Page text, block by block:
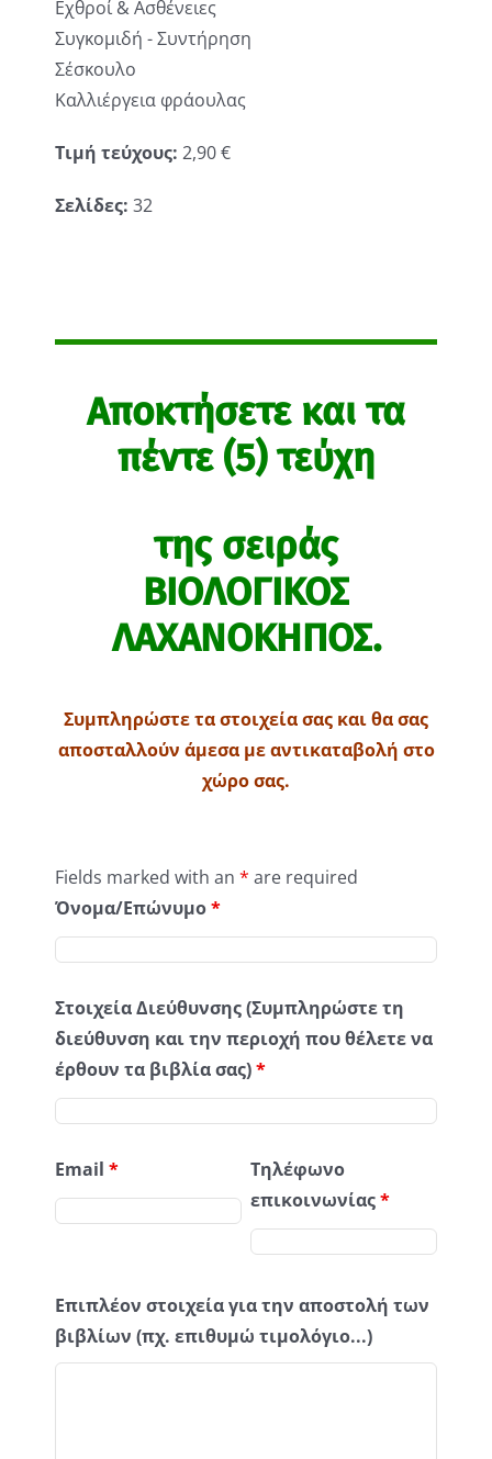
Εχθροί & Ασθένειες
Συγκομιδή - Συντήρηση
Σέσκουλο
Καλλιέργεια φράουλας
Τιμή τεύχους: 2,90 €
Σελίδες: 32
Αποκτήσετε και τα
πέντε (5) τεύχη
της σειράς
ΒΙΟΛΟΓΙΚΟΣ
ΛΑΧΑΝΟΚΗΠΟΣ.
Συμπληρώστε τα στοιχεία σας και θα σας
αποσταλλούν άμεσα με αντικαταβολή στο
χώρο σας.
Fields marked with an * are required
Όνομα/Επώνυμο*
Στοιχεία Διεύθυνσης (Συμπληρώστε τη
διεύθυνση και την περιοχή που θέλετε να
έρθουν τα βιβλία σας)*
Email *
Τηλέφωνο
επικοινωνίας*
Επιπλέον στοιχεία για την αποστολή των
βιβλίων (πχ. επιθυμώ τιμολόγιο...)